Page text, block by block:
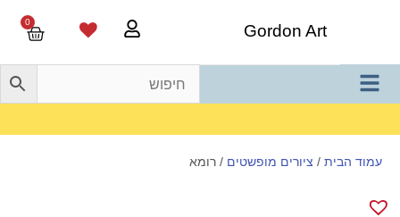
Gordon Art
0
עמוד הבית / ציורים מופשטים / רומא